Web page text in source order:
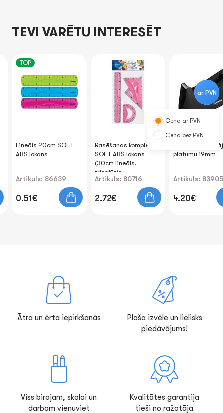
TEVI VARĒTU INTERESĒT
TOP
Lineāls 20cm SOFT
ABS lokans
Artikuls: 86639
0.51€
Rasēšanas komplekts
SOFT ABS lokans
(30cm lineāls,
trīsstūris,
transportieris)
Artikuls: 80716
2.72€
Līmlentes
platumu 19mm
Artikuls: 83905
4.20€
ar PVN
Cena ar PVN
Cena bez PVN
Ātra un ērta iepirkšanās
Plaša izvēle un lielisks
piedāvājums!
Viss birojam, skolai un
darbam vienuviet
Kvalitātes garantija
tieši no ražotāja